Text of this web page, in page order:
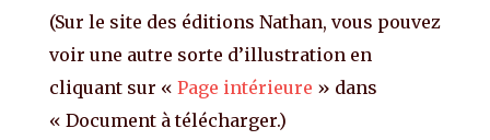
(Sur le site des éditions Nathan, vous pouvez
voir une autre sorte d’illustration en
cliquant sur « Page intérieure » dans
« Document à télécharger.)